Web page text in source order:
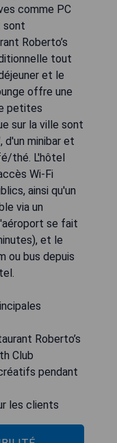
comme PC
sont
Roberto’s
tout
et le
offre une
petites
sur la ville sont
d'un minibar et
thé. L'hôtel
Wi-Fi
ainsi qu'un
via un
se fait
et le
ou bus depuis
Roberto’s
Club
pendant
les clients